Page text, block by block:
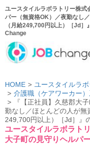
ユースタイルラボラトリー株式
パー（無資格OK）／夜勤なし
（月給249,700円以上）［Jd
Change
HOME
ユースタイルラ
介護職（ケアワーカー
『【正社員】久慈郡大
勤なし／ほとんどの人が無
249,700円以上）［Jd］』
ユースタイルラボラト
大子町の見守りヘルパ